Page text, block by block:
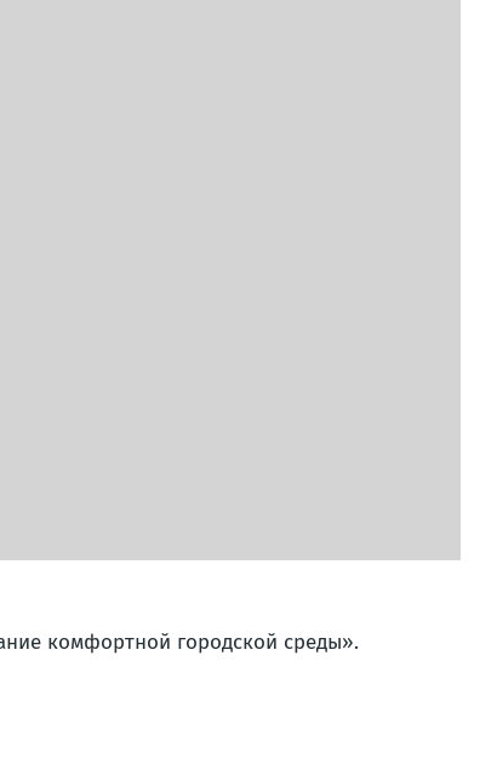
комфортной городской среды».